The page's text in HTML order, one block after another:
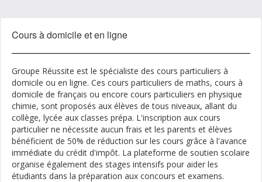
Cours à domicile et en ligne
Groupe Réussite est le spécialiste des cours particuliers à
domicile ou en ligne. Ces cours particuliers de maths, cours à
domicile de français ou encore cours particuliers en physique
chimie, sont proposés aux élèves de tous niveaux, allant du
collège, lycée aux classes prépa. L'inscription aux cours
particulier ne nécessite aucun frais et les parents et élèves
bénéficient de 50% de réduction sur les cours grâce à l'avance
immédiate du crédit d'impôt. La plateforme de soutien scolaire
organise également des stages intensifs pour aider les
étudiants dans la préparation aux concours et examens.